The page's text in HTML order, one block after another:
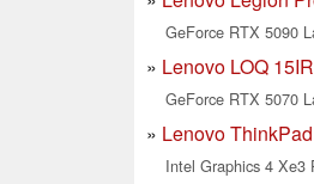
GeForce RTX 5090
Lenovo LOQ
GeForce RTX 5070
Lenovo
Intel Graphics 4